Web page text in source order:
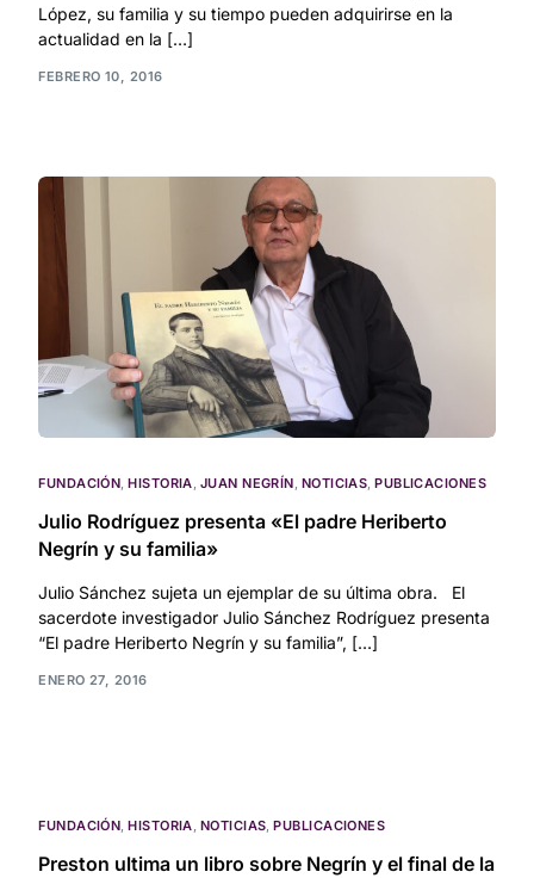
López, su familia y su tiempo pueden adquirirse en la
actualidad en la […]
FEBRERO 10, 2016
FUNDACIÓN ,HISTORIA JUAN NEGRÍN NOTICIAS ,PUBLICACIONES
Julio Rodríguez presenta «El padre Heriberto
Negrín y su familia»
Julio Sánchez sujeta un ejemplar de su última obra. El
sacerdote investigador Julio Sánchez Rodríguez presenta
“El padre Heriberto Negrín y su familia”, […]
ENERO 27, 2016
FUNDACIÓN,HISTORIA, NOTICIAS,PUBLICACIONES
Preston ultima un libro sobre Negrín y el final de la